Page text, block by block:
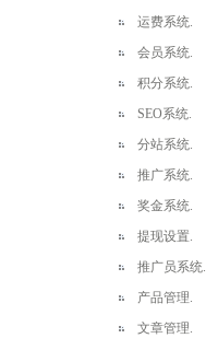
运费系统.
会员系统.
积分系统.
SEO系统.
分站系统.
推广系统.
奖金系统.
提现设置.
推广员系统.
产品管理.
文章管理.